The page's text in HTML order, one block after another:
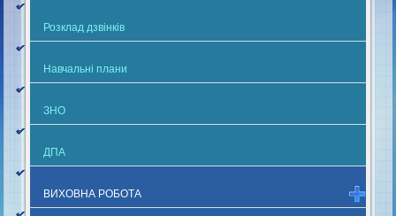
Розклад дзвінків
Навчальні плани
ЗНО
ДПА
ВИХОВНА РОБОТА